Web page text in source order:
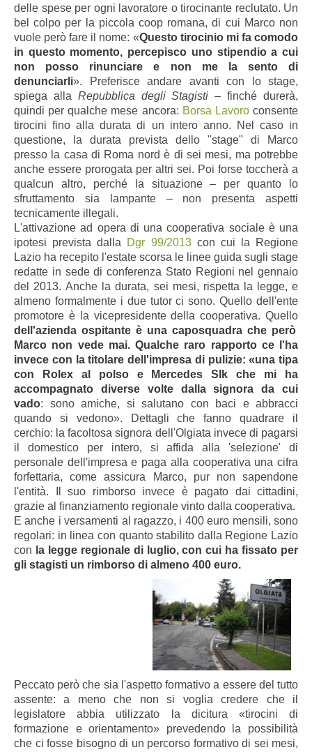
delle spese per ogni lavoratore o tirocinante reclutato. Un
bel colpo per la piccola coop romana, di cui Marco non
vuole però fare il nome: «Questo tirocinio mi fa comodo
in questo momento, percepisco uno stipendio a cui
non posso rinunciare e non me la sento di
denunciarli». Preferisce andare avanti con lo stage,
spiega alla Repubblica degli Stagisti – finché durerà,
quindi per qualche mese ancora: Borsa Lavoroconsente
tirocini fino alla durata di un intero anno. Nel caso in
questione, la durata prevista dello "stage" di Marco
presso la casa di Roma nord è di sei mesi, ma potrebbe
anche essere prorogata per altri sei. Poi forse toccherà a
qualcun altro, perché la situazione – per quanto lo
sfruttamento sia lampante – non presenta aspetti
tecnicamente illegali.
L'attivazione ad opera di una cooperativa sociale è una
ipotesi prevista dalla Dgr 99/2013con cui la Regione
Lazio ha recepito l'estate scorsa le linee guida sugli stage
redatte in sede di conferenza Stato Regioni nel gennaio
del 2013. Anche la durata, sei mesi, rispetta la legge, e
almeno formalmente i due tutor ci sono. Quello dell'ente
promotore è la vicepresidente della cooperativa. Quello
dell'azienda ospitante è una caposquadra che però
Marco non vede mai. Qualche raro rapporto ce l'ha
invece con la titolare dell'impresa di pulizie: «una tipa
con Rolex al polso e Mercedes Slk che mi ha
accompagnato diverse volte dalla signora da cui
vado: sono amiche, si salutano con baci e abbracci
quando si vedono». Dettagli che fanno quadrare il
cerchio: la facoltosa signora dell'Olgiata invece di pagarsi
il domestico per intero, si affida alla 'selezione' di
personale dell'impresa e paga alla cooperativa una cifra
forfettaria, come assicura Marco, pur non sapendone
l'entità. Il suo rimborso invece è pagato dai cittadini,
grazie al finanziamento regionale vinto dalla cooperativa.
E anche i versamenti al ragazzo, i 400 euro mensili, sono
regolari: in linea con quanto stabilito dalla Regione Lazio
con la legge regionale di luglio, con cui ha fissato per
gli stagisti un rimborso di almeno 400 euro.
Peccato però che sia l'aspetto formativo a essere del tutto
assente: a meno che non si voglia credere che il
legislatore abbia utilizzato la dicitura «tirocini di
formazione e orientamento» prevedendo la possibilità
che ci fosse bisogno di un percorso formativo di sei mesi,